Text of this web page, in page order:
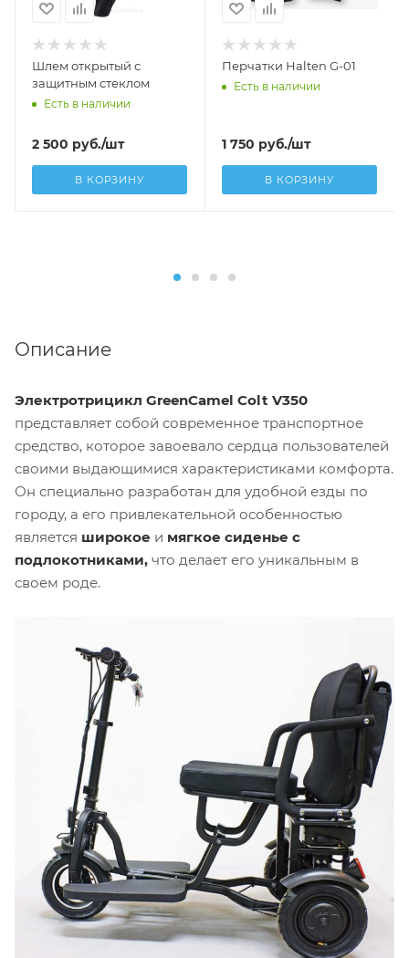
Шлем открытый с
защитным стеклом
Есть в наличии
2 500 руб./шт
В КОРЗИНУ
Перчатки Halten G-01
Есть в наличии
1 750 руб./шт
В КОРЗИНУ
Описание
Электротрицикл GreenCamel Colt V350
представляет собой современное транспортное
средство, которое завоевало сердца пользователей
своими выдающимися характеристиками комфорта.
Он специально разработан для удобной езды по
городу, а его привлекательной особенностью
является широкое и мягкое сиденье с
подлокотниками, что делает его уникальным в
своем роде.